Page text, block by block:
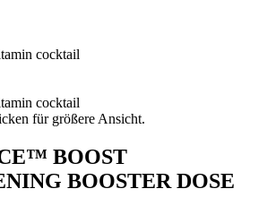
für größere Ansicht.
BOOST
BOOSTER DOSE